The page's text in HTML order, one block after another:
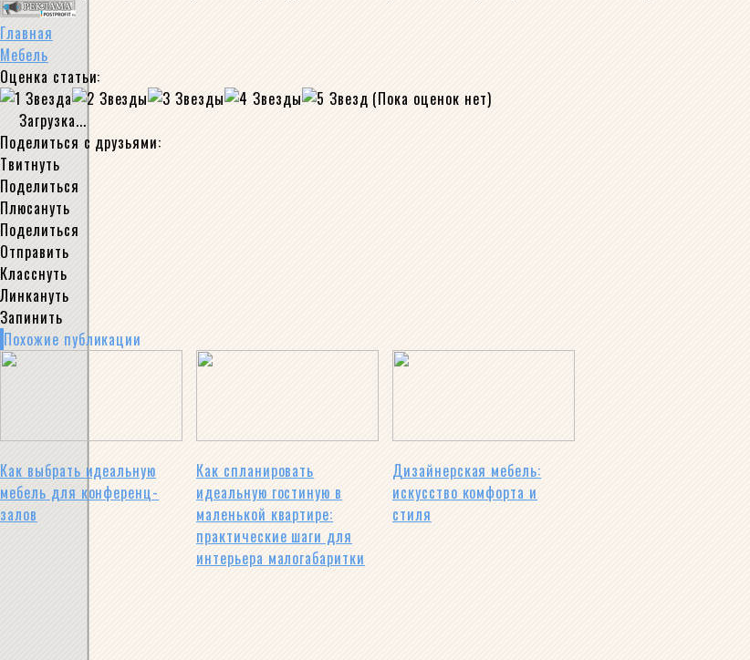
Главная
Мебель
Оценка статьи:
(Пока оценок нет)
Загрузка...
Поделиться с друзьями:
Твитнуть
Поделиться
Плюсануть
Поделиться
Отправить
Класснуть
Линкануть
Запинить
Похожие публикации
Как выбрать идеальную
мебель для конференц-
залов
Как спланировать
идеальную гостиную в
маленькой квартире:
практические шаги для
интерьера малогабаритки
Дизайнерская мебель:
искусство комфорта и
стиля